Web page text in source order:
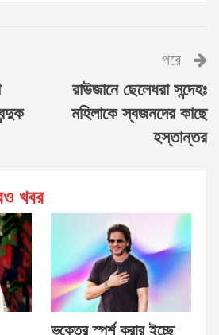
পরে
রাউজানে ছেলেধরা সন্দেহঃ
মহিলাকে স্বজনদের কাছে
হস্তান্তর
খবর